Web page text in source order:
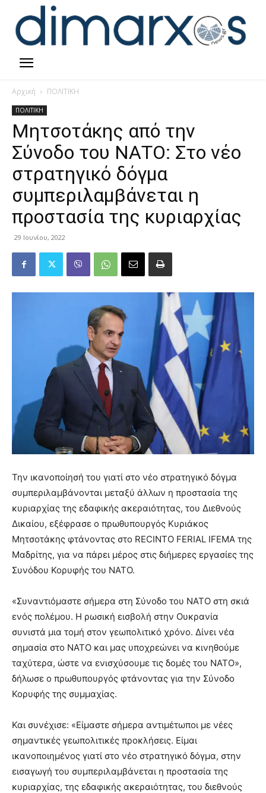
Αρχική ΠΟΛΙΤΙΚΗ
ΠΟΛΙΤΙΚΗ
Μητσοτάκης από την
Σύνοδο του ΝΑΤΟ: Στο νέο
στρατηγικό δόγμα
συμπεριλαμβάνεται η
προστασία της κυριαρχίας
29 Ιουνίου, 2022
Την ικανοποίησή του γιατί στο νέο στρατηγικό δόγμα
συμπεριλαμβάνονται μεταξύ άλλων η προστασία της
κυριαρχίας της εδαφικής ακεραιότητας, του Διεθνούς
Δικαίου, εξέφρασε ο πρωθυπουργός Κυριάκος
Μητσοτάκης φτάνοντας στο RECINTO FERIAL IFEMA της
Μαδρίτης, για να πάρει μέρος στις διήμερες εργασίες της
Συνόδου Κορυφής του ΝΑΤΟ.
«Συναντιόμαστε σήμερα στη Σύνοδο του ΝΑΤΟ στη σκιά
ενός πολέμου. Η ρωσική εισβολή στην Ουκρανία
συνιστά μια τομή στον γεωπολιτικό χρόνο. Δίνει νέα
σημασία στο ΝΑΤΟ και μας υποχρεώνει να κινηθούμε
ταχύτερα, ώστε να ενισχύσουμε τις δομές του ΝΑΤΟ»,
δήλωσε ο πρωθυπουργός φτάνοντας για την Σύνοδο
Κορυφής της συμμαχίας.
Και συνέχισε: «Είμαστε σήμερα αντιμέτωποι με νέες
σημαντικές γεωπολιτικές προκλήσεις. Είμαι
ικανοποιημένος γιατί στο νέο στρατηγικό δόγμα, στην
εισαγωγή του συμπεριλαμβάνεται η προστασία της
κυριαρχίας, της εδαφικής ακεραιότητας, του διεθνούς